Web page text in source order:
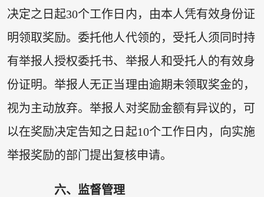
决定之日起30个工作日内，由本人凭有效身份证
明领取奖励。委托他人代领的，受托人须同时持
有举报人授权委托书、举报人和受托人的有效身
份证明。举报人无正当理由逾期未领取奖金的，
视为主动放弃。举报人对奖励金额有异议的，可
以在奖励决定告知之日起10个工作日内，向实施
举报奖励的部门提出复核申请。
六、监督管理